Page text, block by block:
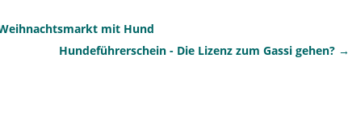
mit Hund
Hundeführerschein - Die Lizenz zum Gassi gehen?→